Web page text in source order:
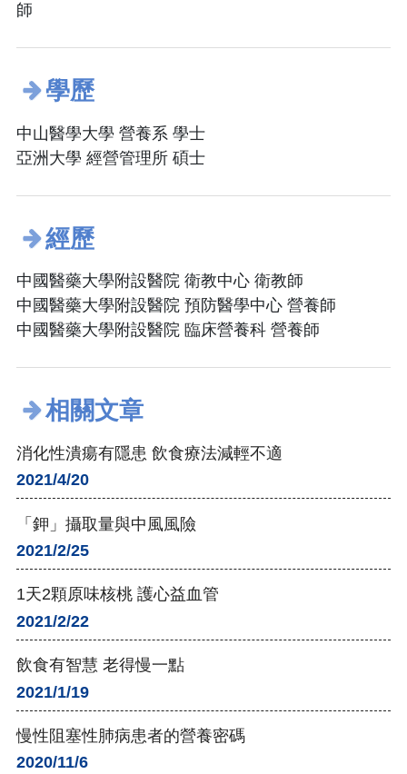
師
學歷
中山醫學大學 營養系 學士
亞洲大學 經營管理所 碩士
經歷
中國醫藥大學附設醫院 衛教中心 衛教師
中國醫藥大學附設醫院 預防醫學中心 營養師
中國醫藥大學附設醫院 臨床營養科 營養師
相關文章
消化性潰瘍有隱患 飲食療法減輕不適
2021/4/20
「鉀」攝取量與中風風險
2021/2/25
1天2顆原味核桃 護心益血管
2021/2/22
飲食有智慧 老得慢一點
2021/1/19
慢性阻塞性肺病患者的營養密碼
2020/11/6